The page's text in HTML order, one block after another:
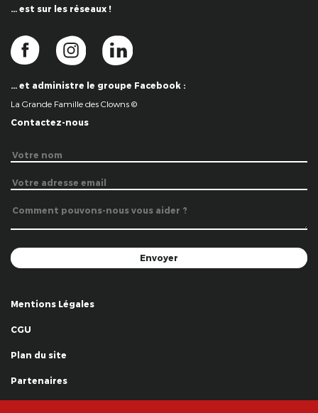
… est sur les réseaux !
… et administre le groupe Facebook :
La Grande Famille des Clowns ©
Contactez-nous
Mentions Légales
CGU
Plan du site
Partenaires